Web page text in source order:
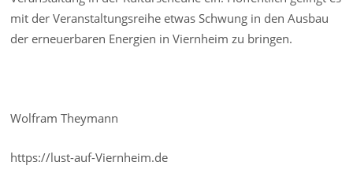
mit der Veranstaltungsreihe etwas Schwung in den Ausbau
der erneuerbaren Energien in Viernheim zu bringen.
Wolfram Theymann
https://lust-auf-Viernheim.de